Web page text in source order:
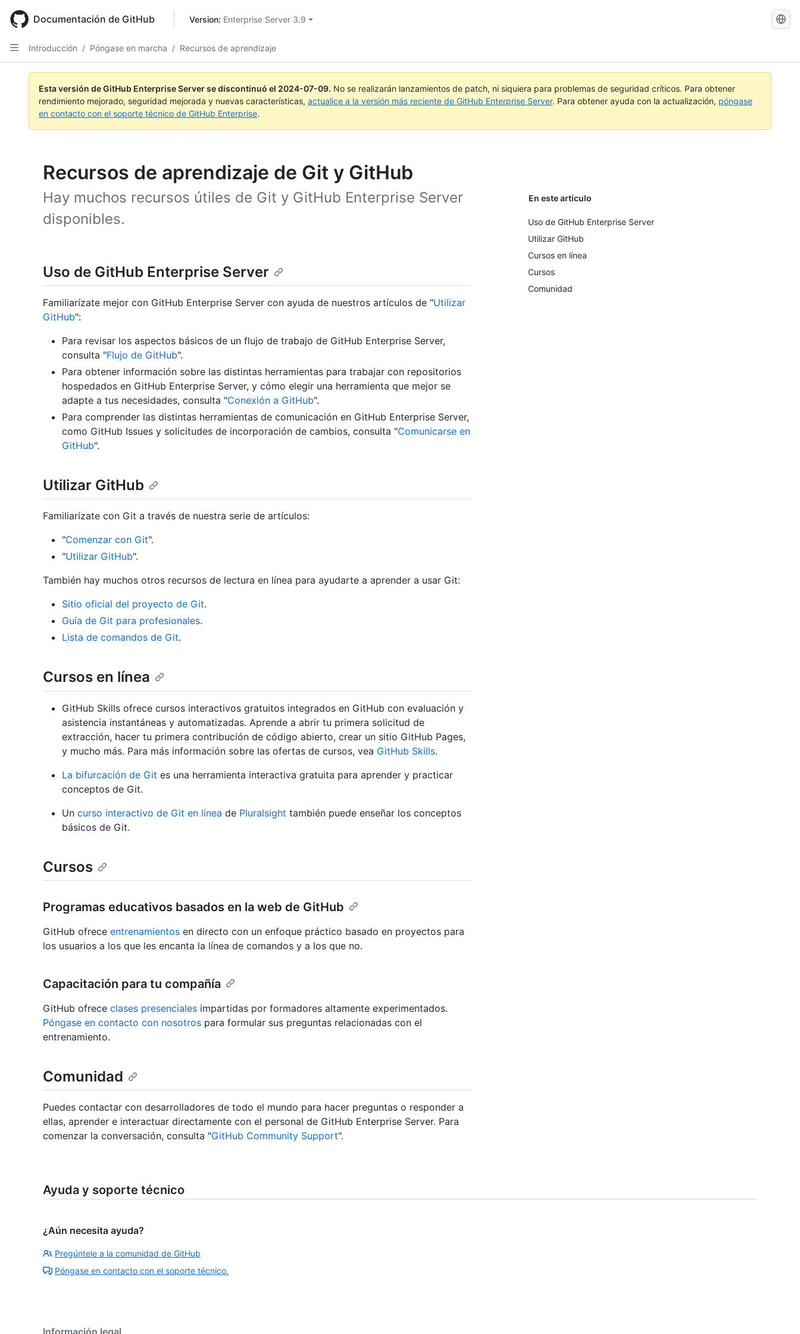
main
content
Documentación de GitHub Version: Enterprise Server 3.9
Buscar
Introducción / Póngase en marcha / Recursos de aprendizaje
Esta versión de GitHub Enterprise Server se discontinuó el 2024-07-09. No se realizarán lanzamientos de patch, ni siquiera para problemas de seguridad críticos. Para obtener
rendimiento mejorado, seguridad mejorada y nuevas características, actualice a la versión más reciente de GitHub Enterprise Server. Para obtener ayuda con la actualización, póngase
en contacto con el soporte técnico de GitHub Enterprise.
Recursos de aprendizaje de Git y GitHub
Hay muchos recursos útiles de Git y GitHub Enterprise Server
disponibles.
En este artículo
Uso de GitHub Enterprise Server
Utilizar GitHub
Cursos en línea
Cursos
Comunidad
Uso de GitHub Enterprise Server
Familiarízate mejor con GitHub Enterprise Server con ayuda de nuestros artículos de "Utilizar
GitHub":
Para revisar los aspectos básicos de un flujo de trabajo de GitHub Enterprise Server,
consulta "Flujo de GitHub".
Para obtener información sobre las distintas herramientas para trabajar con repositorios
hospedados en GitHub Enterprise Server, y cómo elegir una herramienta que mejor se
adapte a tus necesidades, consulta "Conexión a GitHub".
Para comprender las distintas herramientas de comunicación en GitHub Enterprise Server,
como GitHub Issues y solicitudes de incorporación de cambios, consulta "Comunicarse en
GitHub".
Utilizar GitHub
Familiarízate con Git a través de nuestra serie de artículos:
"Comenzar con Git".
"Utilizar GitHub".
También hay muchos otros recursos de lectura en línea para ayudarte a aprender a usar Git:
Sitio oficial del proyecto de Git.
Guía de Git para profesionales.
Lista de comandos de Git.
Cursos en línea
GitHub Skills ofrece cursos interactivos gratuitos integrados en GitHub con evaluación y
asistencia instantáneas y automatizadas. Aprende a abrir tu primera solicitud de
extracción, hacer tu primera contribución de código abierto, crear un sitio GitHub Pages,
y mucho más. Para más información sobre las ofertas de cursos, vea GitHub Skills.
La bifurcación de Git es una herramienta interactiva gratuita para aprender y practicar
conceptos de Git.
Un curso interactivo de Git en línea de Pluralsight también puede enseñar los conceptos
básicos de Git.
Cursos
Programas educativos basados en la web de GitHub
GitHub ofrece entrenamientos en directo con un enfoque práctico basado en proyectos para
los usuarios a los que les encanta la línea de comandos y a los que no.
Capacitación para tu compañía
GitHub ofrece clases presenciales impartidas por formadores altamente experimentados.
Póngase en contacto con nosotros para formular sus preguntas relacionadas con el
entrenamiento.
Comunidad
Puedes contactar con desarrolladores de todo el mundo para hacer preguntas o responder a
ellas, aprender e interactuar directamente con el personal de GitHub Enterprise Server. Para
comenzar la conversación, consulta "GitHub Community Support".
Ayuda y soporte técnico
¿Aún necesita ayuda?
Pregúntele a la comunidad de GitHub
Póngase en contacto con el soporte técnico.
Información legal